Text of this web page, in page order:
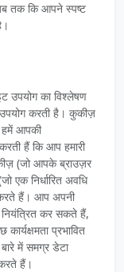
तक कि आपने स्पष्ट
उपयोग का विश्लेषण
करती है। कुकीज़
हमें आपकी
हैं कि आप हमारी
(जो आपके ब्राउज़र
एक निर्धारित अवधि
हैं। आप अपनी
कर सकते हैं,
प्रभावित
में समग्र डेटा
हैं।